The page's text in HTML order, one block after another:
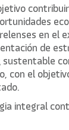
en el
de
sustentable
con el
integral